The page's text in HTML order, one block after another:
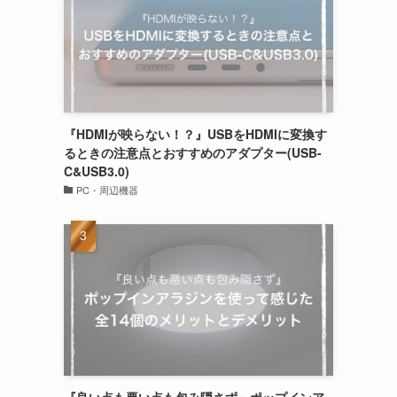
『HDMIが映らない！？』USBをHDMIに変換す
るときの注意点とおすすめのアダプター(USB-
C&USB3.0)
PC・周辺機器